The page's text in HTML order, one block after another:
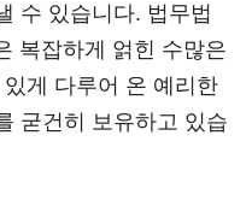
수 있습니다. 법무법
복잡하게 얽힌 수많은
게 다루어 온 예리한
굳건히 보유하고 있습